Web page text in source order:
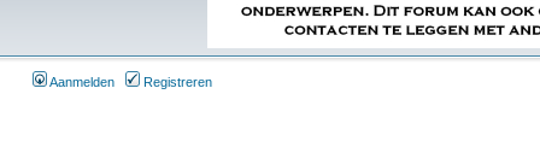
Aanmelden Registreren